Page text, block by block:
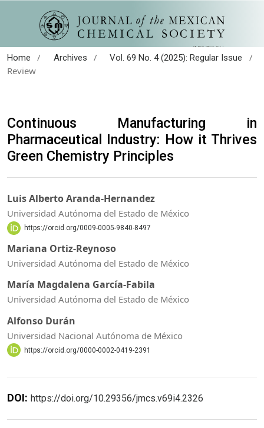
Home / Archives / Vol. 69 No. 4 (2025): Regular Issue
/
Review
Continuous Manufacturing in
Pharmaceutical Industry: How it Thrives
Green Chemistry Principles
Luis Alberto Aranda-Hernandez
Universidad Autónoma del Estado de México
https://orcid.org/0009-0005-9840-8497
Mariana Ortiz-Reynoso
Universidad Autónoma del Estado de México
María Magdalena García-Fabila
Universidad Autónoma del Estado de México
Alfonso Durán
Universidad Nacional Autónoma de México
https://orcid.org/0000-0002-0419-2391
DOI: https://doi.org/10.29356/jmcs.v69i4.2326